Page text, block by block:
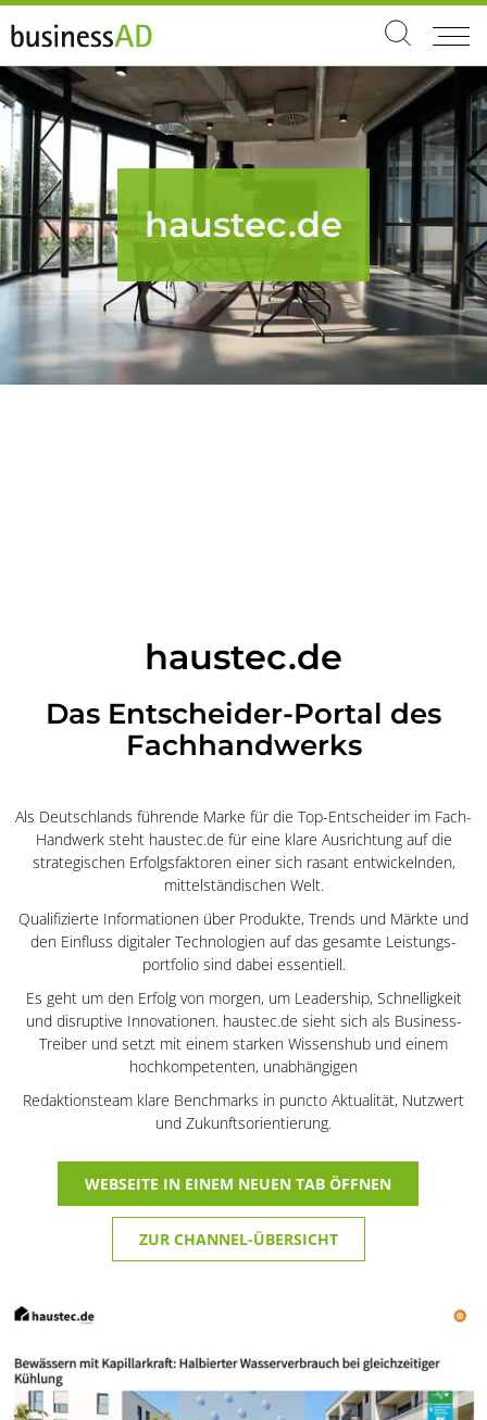
haustec.de
haustec.de
Das Entscheider-Portal des
Fachhandwerks
Als Deutschlands führende Marke für die Top-Entscheider im Fach-
Handwerk steht haustec.de für eine klare Ausrichtung auf die
strategischen Erfolgsfaktoren einer sich rasant entwickelnden,
mittelständischen Welt.
Qualifizierte Informationen über Produkte, Trends und Märkte und
den Einfluss digitaler Technologien auf das gesamte Leistungs-
portfolio sind dabei essentiell.
Es geht um den Erfolg von morgen, um Leadership, Schnelligkeit
und disruptive Innovationen. haustec.de sieht sich als Business-
Treiber und setzt mit einem starken Wissenshub und einem
hochkompetenten, unabhängigen
Redaktionsteam klare Benchmarks in puncto Aktualität, Nutzwert
und Zukunftsorientierung.
WEBSEITE IN EINEM NEUEN TAB ÖFFNEN
ZUR CHANNEL-ÜBERSICHT